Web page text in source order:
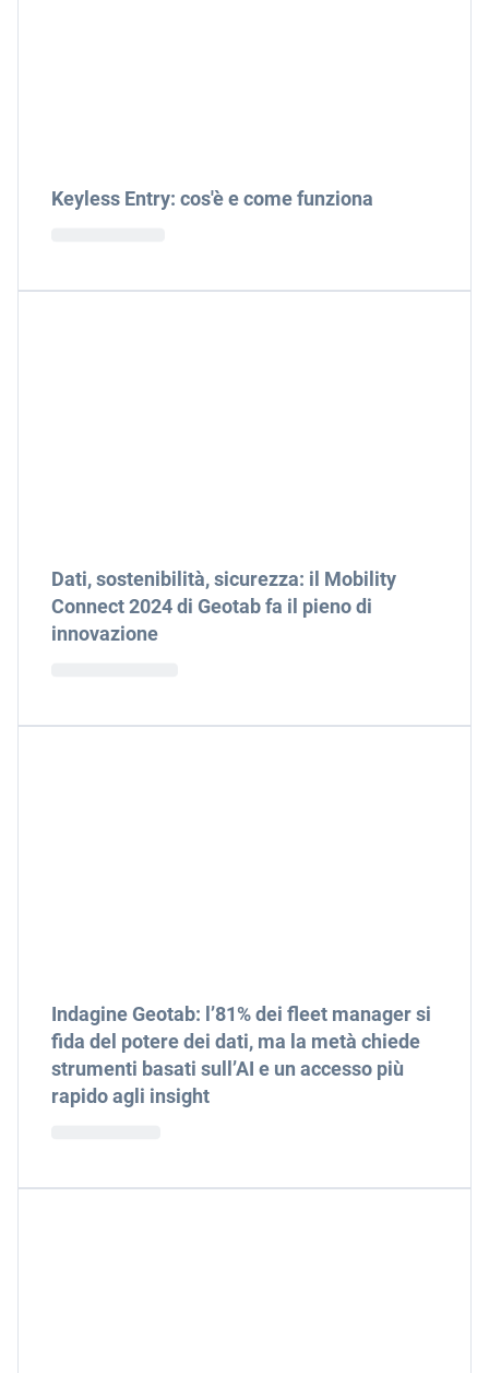
Keyless Entry: cos'è e come funziona
Dati, sostenibilità, sicurezza: il Mobility
Connect 2024 di Geotab fa il pieno di
innovazione
Indagine Geotab: l’81% dei fleet manager si
fida del potere dei dati, ma la metà chiede
strumenti basati sull’AI e un accesso più
rapido agli insight